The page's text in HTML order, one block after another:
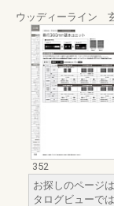
ウッディーライン
352
お探しのページ
タログビューで